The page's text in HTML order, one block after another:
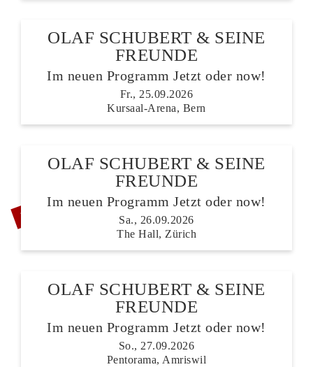
OLAF SCHUBERT & SEINE
FREUNDE
Im neuen Programm Jetzt oder now!
Fr., 25.09.2026
Kursaal-Arena, Bern
LETZTE TICKETS
OLAF SCHUBERT & SEINE
FREUNDE
Im neuen Programm Jetzt oder now!
Sa., 26.09.2026
The Hall, Zürich
OLAF SCHUBERT & SEINE
FREUNDE
Im neuen Programm Jetzt oder now!
So., 27.09.2026
Pentorama, Amriswil